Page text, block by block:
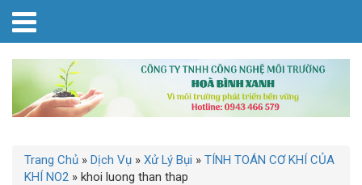
Trang Chủ » Dịch Vụ » Xử Lý Bụi » TÍNH TOÁN CƠ KHÍ CỦA
KHÍ NO2 » khoi luong than thap